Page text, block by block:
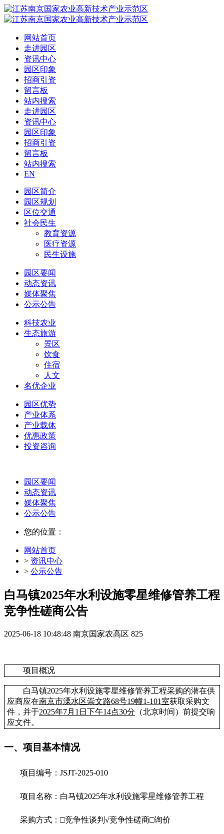
网站首页
走进园区
资讯中心
园区印象
招商引资
留言板
站内搜索
走进园区
资讯中心
园区印象
招商引资
留言板
站内搜索
EN
园区简介
园区规划
区位交通
社会民生
教育资源
医疗资源
民生设施
园区要闻
动态资讯
媒体聚焦
公示公告
科技农业
生态旅游
景区
饮食
住宿
人文
名优企业
园区优势
产业体系
产业载体
优惠政策
投资咨询
园区要闻
动态资讯
媒体聚焦
公示公告
您的位置：
网站首页
> 资讯中心
> 公示公告
白马镇2025年水利设施零星维修管养工程
竞争性磋商公告
2025-06-18 10:48:48 南京国家农高区 825
项目概况
白马镇2025年水利设施零星维修管养工程采购的潜在供
应商应在南京市溧水区崇文路68号19幢1-101室获取采购文
件，并于2025年7月 1 日 下午14点30分 （北京时间）前提交响
应文件。
一、项目基本情况
项目编号： JSJT-2025-010
项目名称： 白马镇2025年水利设施零星维修管养工程
采购方式： □竞争性谈判 √竞争性磋商□询价